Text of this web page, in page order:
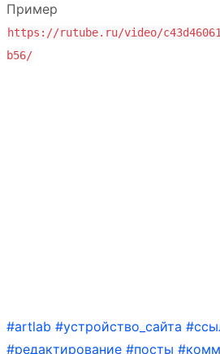
Пример
https://rutube.ru/video/
b56/
#artlab #устройство_сайта
#редактирование #посты